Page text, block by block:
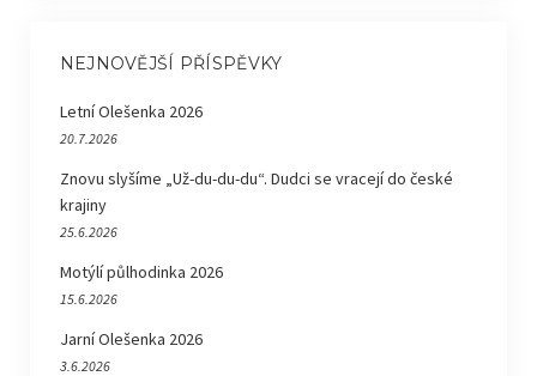
NEJNOVĚJŠÍ PŘÍSPĚVKY
Letní Olešenka 2026
20.7.2026
Znovu slyšíme „Už-du-du-du“. Dudci se vracejí do české
krajiny
25.6.2026
Motýlí půlhodinka 2026
15.6.2026
Jarní Olešenka 2026
3.6.2026